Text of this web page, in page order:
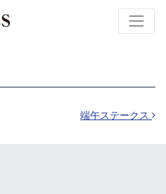
端午ステークス